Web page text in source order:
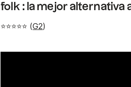
folk : la mejor alternativa
⭐⭐⭐⭐⭐ (G2)